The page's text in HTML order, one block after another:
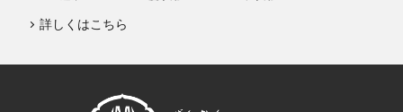
詳しくはこちら